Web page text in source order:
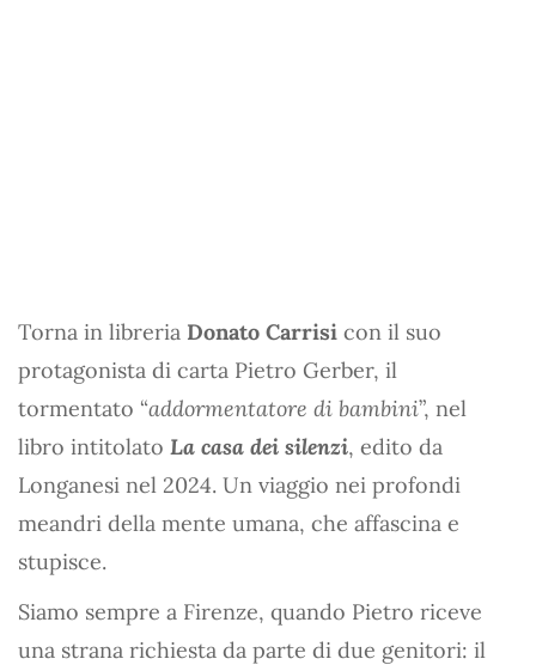
Torna in libreria Donato Carrisi con il suo
protagonista di carta Pietro Gerber, il
tormentato “addormentatore di bambini”, nel
libro intitolato La casa dei silenzi, edito da
Longanesi nel 2024. Un viaggio nei profondi
meandri della mente umana, che affascina e
stupisce.
Siamo sempre a Firenze, quando Pietro riceve
una strana richiesta da parte di due genitori: il